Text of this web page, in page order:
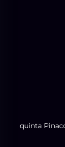
quinta